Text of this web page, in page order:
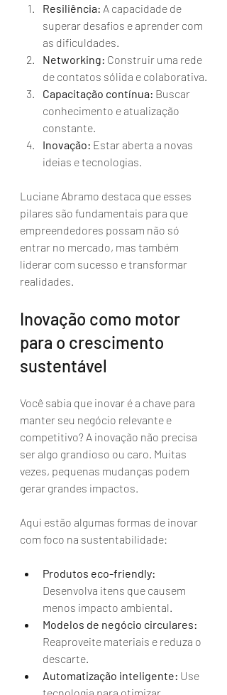
Resiliência: A capacidade de
superar desafios e aprender com
as dificuldades.
Networking: Construir uma rede
de contatos sólida e colaborativa.
Capacitação contínua: Buscar
conhecimento e atualização
constante.
Inovação: Estar aberta a novas
ideias e tecnologias.
Luciane Abramo destaca que esses
pilares são fundamentais para que
empreendedores possam não só
entrar no mercado, mas também
liderar com sucesso e transformar
realidades.
Inovação como motor
para o crescimento
sustentável
Você sabia que inovar é a chave para
manter seu negócio relevante e
competitivo? A inovação não precisa
ser algo grandioso ou caro. Muitas
vezes, pequenas mudanças podem
gerar grandes impactos.
Aqui estão algumas formas de inovar
com foco na sustentabilidade:
Produtos eco-friendly:
Desenvolva itens que causem
menos impacto ambiental.
Modelos de negócio circulares:
Reaproveite materiais e reduza o
descarte.
Automatização inteligente: Use
tecnologia para otimizar